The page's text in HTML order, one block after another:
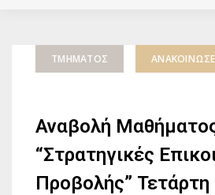
ΤΜΉΜΑΤΟΣ
Αναβολή
“Στρατηγικές
Προβολής”